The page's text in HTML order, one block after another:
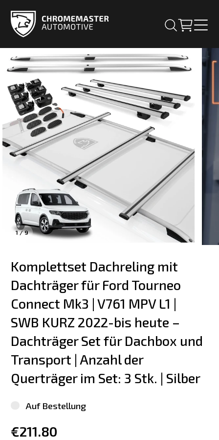
1/9
Komplettset Dachreling mit
Dachträger für Ford Tourneo
Connect Mk3 | V761 MPV L1 |
SWB KURZ 2022-bis heute –
Dachträger Set für Dachbox und
Transport | Anzahl der
Querträger im Set: 3 Stk. | Silber
Auf Bestellung
€211.80